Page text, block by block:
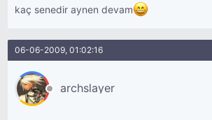
kaç senedir aynen devam
06-06-2009, 01:02:16
archslayer